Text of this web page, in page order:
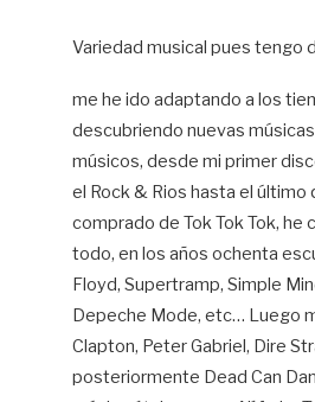
Variedad musical pues tengo
me he ido adaptando a los
descubriendo nuevas
músicos, desde mi primer
el Rock & Rios hasta el último
comprado de Tok Tok Tok, he
todo, en los años ochenta
Floyd, Supertramp, Simple
Depeche Mode, etc… Luego
Clapton, Peter Gabriel, Dire
posteriormente Dead Can